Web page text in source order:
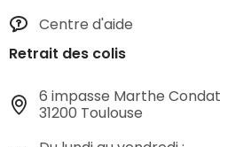
Centre d'aide
Retrait des colis
6 impasse Marthe Condat
31200 Toulouse